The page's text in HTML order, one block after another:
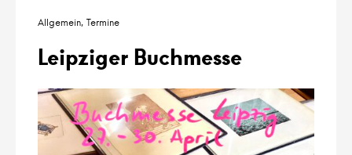
Allgemein Termine
Leipziger Buchmesse